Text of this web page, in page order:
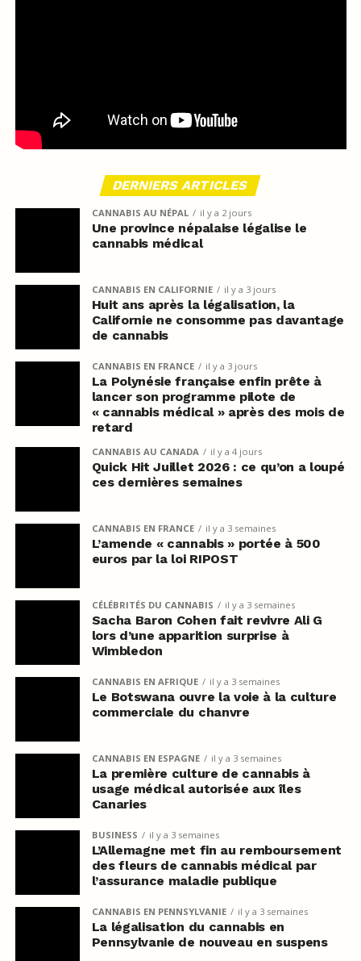
DERNIERS ARTICLES
CANNABIS AU NÉPAL il y a 2 jours
Une province népalaise légalise le
cannabis médical
CANNABIS EN CALIFORNIE il y a 3 jours
Huit ans après la légalisation, la
Californie ne consomme pas davantage
de cannabis
CANNABIS EN FRANCE il y a 3 jours
La Polynésie française enfin prête à
lancer son programme pilote de
« cannabis médical » après des mois de
retard
CANNABIS AU CANADA il y a 4 jours
Quick Hit Juillet 2026 : ce qu’on a loupé
ces dernières semaines
CANNABIS EN FRANCE il y a 3 semaines
L’amende « cannabis » portée à 500
euros par la loi RIPOST
CÉLÉBRITÉS DU CANNABIS il y a 3 semaines
Sacha Baron Cohen fait revivre Ali G
lors d’une apparition surprise à
Wimbledon
CANNABIS EN AFRIQUE il y a 3 semaines
Le Botswana ouvre la voie à la culture
commerciale du chanvre
CANNABIS EN ESPAGNE il y a 3 semaines
La première culture de cannabis à
usage médical autorisée aux îles
Canaries
BUSINESS il y a 3 semaines
L’Allemagne met fin au remboursement
des fleurs de cannabis médical par
l’assurance maladie publique
CANNABIS EN PENNSYLVANIE il y a 3 semaines
La légalisation du cannabis en
Pennsylvanie de nouveau en suspens